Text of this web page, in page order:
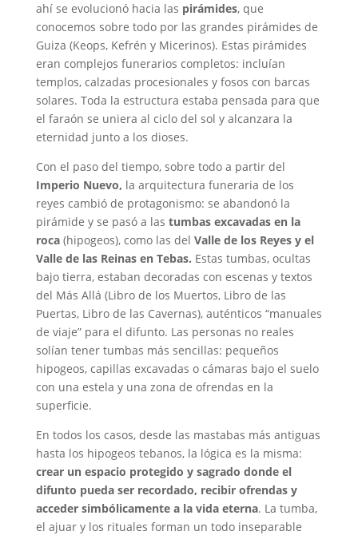
ahí se evolucionó hacia las pirámides, que
conocemos sobre todo por las grandes pirámides de
Guiza (Keops, Kefrén y Micerinos). Estas pirámides
eran complejos funerarios completos: incluían
templos, calzadas procesionales y fosos con barcas
solares. Toda la estructura estaba pensada para que
el faraón se uniera al ciclo del sol y alcanzara la
eternidad junto a los dioses.
Con el paso del tiempo, sobre todo a partir del
Imperio Nuevo, la arquitectura funeraria de los
reyes cambió de protagonismo: se abandonó la
pirámide y se pasó a las tumbas excavadas en la
roca(hipogeos), como las del Valle de los Reyes y el
Valle de las Reinas en Tebas. Estas tumbas, ocultas
bajo tierra, estaban decoradas con escenas y textos
del Más Allá (Libro de los Muertos, Libro de las
Puertas, Libro de las Cavernas), auténticos “manuales
de viaje” para el difunto. Las personas no reales
solían tener tumbas más sencillas: pequeños
hipogeos, capillas excavadas o cámaras bajo el suelo
con una estela y una zona de ofrendas en la
superficie.
En todos los casos, desde las mastabas más antiguas
hasta los hipogeos tebanos, la lógica es la misma:
crear un espacio protegido y sagrado donde el
difunto pueda ser recordado, recibir ofrendas y
acceder simbólicamente a la vida eterna. La tumba,
el ajuar y los rituales forman un todo inseparable